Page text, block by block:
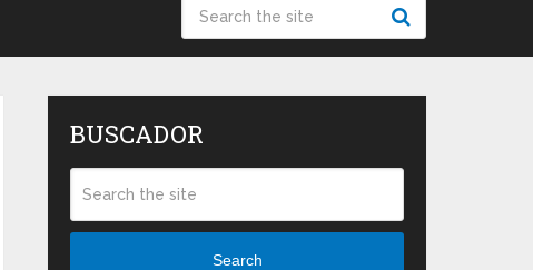
BUSCADOR
Search